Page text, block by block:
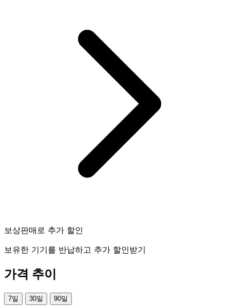
보상판매로 추가 할인
보유한 기기를 반납하고 추가 할인받기
가격 추이
7일 30일 90일